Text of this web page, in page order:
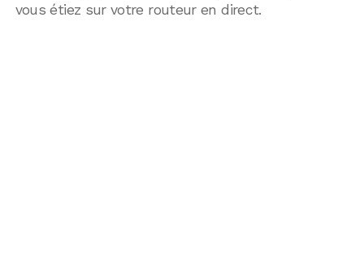
vous étiez sur votre routeur en direct.